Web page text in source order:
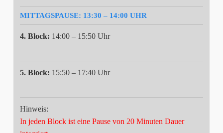
MITTAGSPAUSE: 13:30 – 14:00 UHR
4. Block: 14:00 – 15:50 Uhr
5. Block: 15:50 – 17:40 Uhr
Hinweis:
In jeden Block ist eine Pause von 20 Minuten Dauer